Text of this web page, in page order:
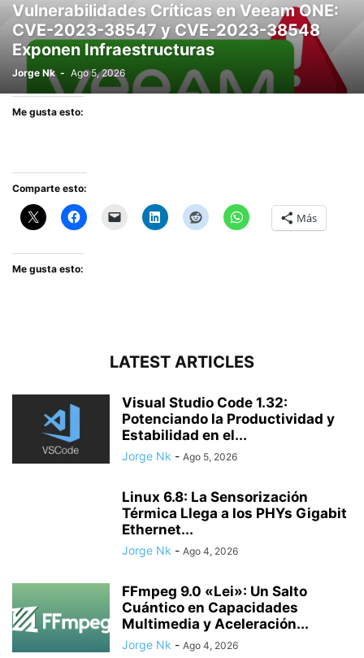
Vulnerabilidades Críticas en Veeam ONE:
CVE-2023-38547 y CVE-2023-38548
Exponen Infraestructuras
Jorge Nk - Ago 5, 2026
Me gusta esto:
Comparte esto:
Más
Me gusta esto:
LATEST ARTICLES
Visual Studio Code 1.32:
Potenciando la Productividad y
Estabilidad en el...
Jorge Nk - Ago 5, 2026
Linux 6.8: La Sensorización
Térmica Llega a los PHYs Gigabit
Ethernet...
Jorge Nk - Ago 4, 2026
FFmpeg 9.0 «Lei»: Un Salto
Cuántico en Capacidades
Multimedia y Aceleración...
Jorge Nk - Ago 4, 2026